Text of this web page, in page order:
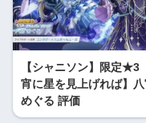
【シャニソン】限定★3
宵に星を見上げれば】
めぐる 評価